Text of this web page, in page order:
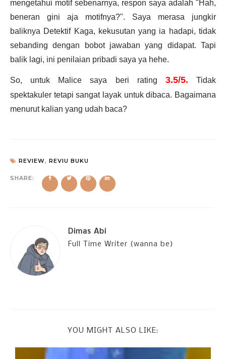
mengetahui motif sebenarnya, respon saya adalah "Hah,
beneran gini aja motifnya?". Saya merasa jungkir
baliknya Detektif Kaga, kekusutan yang ia hadapi, tidak
sebanding dengan bobot jawaban yang didapat. Tapi
balik lagi, ini penilaian pribadi saya ya hehe.
So, untuk Malice saya beri rating 3.5/5. Tidak
spektakuler tetapi sangat layak untuk dibaca. Bagaimana
menurut kalian yang udah baca?
REVIEW, REVIU BUKU
SHARE:
Dimas Abi
Full Time Writer (wanna be)
YOU MIGHT ALSO LIKE: